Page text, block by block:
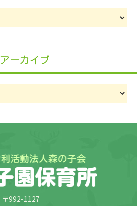
アーカイブ
〒992-1127